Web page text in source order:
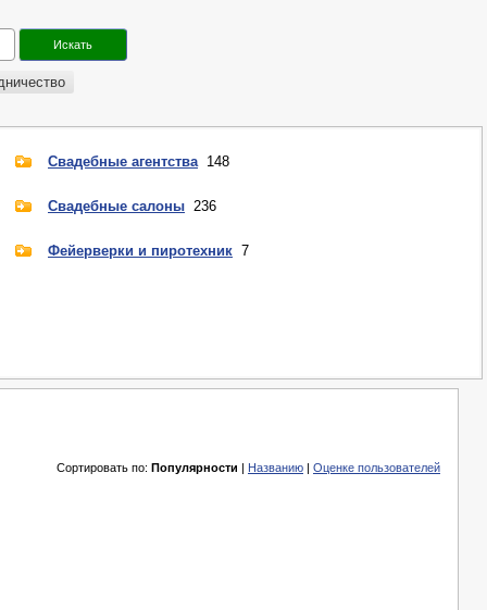
Свадебные агентства 148
Свадебные салоны 236
Фейерверки и пиротехник 7
Сортировать по: Популярности | Названию | Оценке пользователей